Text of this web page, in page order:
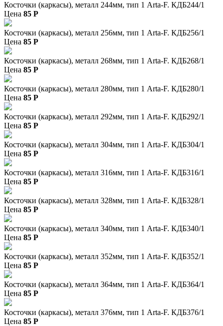
Косточки (каркасы), металл 244мм, тип 1 Arta-F. КДБ244/1
Цена 85 P
Косточки (каркасы), металл 256мм, тип 1 Arta-F. КДБ256/1
Цена 85 P
Косточки (каркасы), металл 268мм, тип 1 Arta-F. КДБ268/1
Цена 85 P
Косточки (каркасы), металл 280мм, тип 1 Arta-F. КДБ280/1
Цена 85 P
Косточки (каркасы), металл 292мм, тип 1 Arta-F. КДБ292/1
Цена 85 P
Косточки (каркасы), металл 304мм, тип 1 Arta-F. КДБ304/1
Цена 85 P
Косточки (каркасы), металл 316мм, тип 1 Arta-F. КДБ316/1
Цена 85 P
Косточки (каркасы), металл 328мм, тип 1 Arta-F. КДБ328/1
Цена 85 P
Косточки (каркасы), металл 340мм, тип 1 Arta-F. КДБ340/1
Цена 85 P
Косточки (каркасы), металл 352мм, тип 1 Arta-F. КДБ352/1
Цена 85 P
Косточки (каркасы), металл 364мм, тип 1 Arta-F. КДБ364/1
Цена 85 P
Косточки (каркасы), металл 376мм, тип 1 Arta-F. КДБ376/1
Цена 85 P